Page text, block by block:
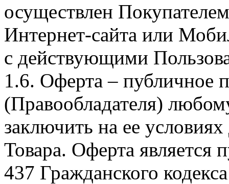
осуществлен
Интернет-сайта или
с действующими
1.6. Оферта – публичное
(Правообладателя)
заключить на ее
Товара. Оферта является
437 Гражданского